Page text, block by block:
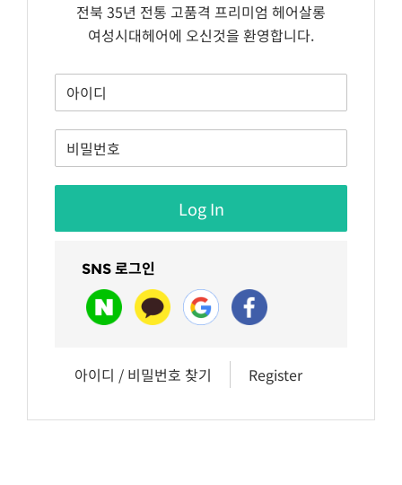
전북 35년 전통 고품격 프리미엄 헤어살롱
여성시대헤어에 오신것을 환영합니다.
SNS 로그인
아이디 / 비밀번호 찾기 Register